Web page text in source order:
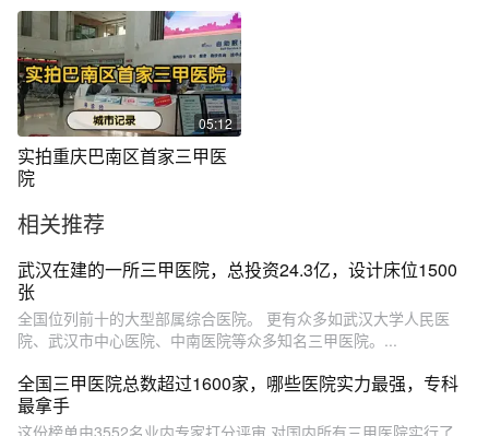
05:12
实拍重庆巴南区首家三甲医
院
相关推荐
武汉在建的一所三甲医院，总投资24.3亿，设计床位1500
张
全国位列前十的大型部属综合医院。 更有众多如武汉大学人民医
院、武汉市中心医院、中南医院等众多知名三甲医院。...
全国三甲医院总数超过1600家，哪些医院实力最强，专科
最拿手
这份榜单由3552名业内专家打分评审,对国内所有三甲医院实行了